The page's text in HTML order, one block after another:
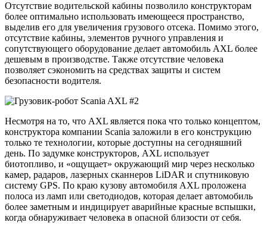
Отсутствие водительской кабины позволило конструкторам
более оптимально использовать имеющееся пространство,
выделив его для увеличения грузового отсека. Помимо этого,
отсутствие кабины, элементов ручного управления и
сопутствующего оборудование делает автомобиль AXL более
дешевым в производстве. Также отсутствие человека
позволяет сэкономить на средствах защиты и систем
безопасности водителя.
Несмотря на то, что AXL является пока что только концептом,
конструктора компании Scania заложили в его конструкцию
только те технологии, которые доступны на сегодняшний
день. По задумке конструкторов, AXL использует
биотопливо, и «ощущает» окружающий мир через несколько
камер, радаров, лазерных сканнеров LiDAR и спутниковую
систему GPS. По краю кузову автомобиля AXL проложена
полоса из ламп или светодиодов, которая делает автомобиль
более заметным и индицирует аварийные красные вспышки,
когда обнаруживает человека в опасной близости от себя.